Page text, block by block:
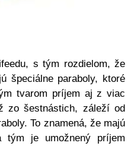
s tým rozdielom, že
špeciálne paraboly, ktoré
tvarom príjem aj z viac
zo šestnástich, záleží od
To znamená, že majú
tým je umožnený príjem